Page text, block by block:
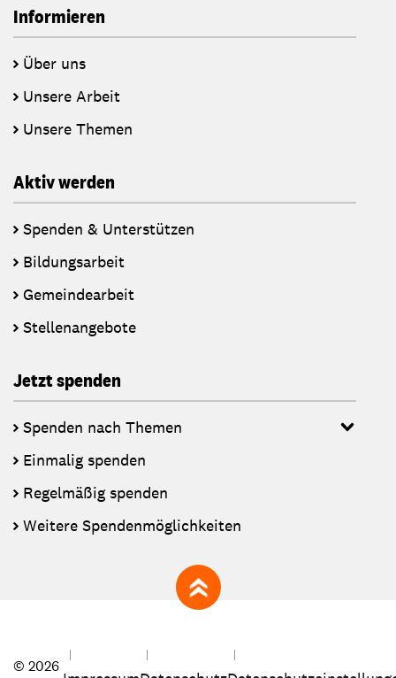
Informieren
Über uns
Unsere Arbeit
Unsere Themen
Aktiv werden
Spenden & Unterstützen
Bildungsarbeit
Gemeindearbeit
Stellenangebote
Jetzt spenden
Spenden nach Themen
Einmalig spenden
Regelmäßig spenden
Weitere Spendenmöglichkeiten
zum Seitenanfang
© 2026